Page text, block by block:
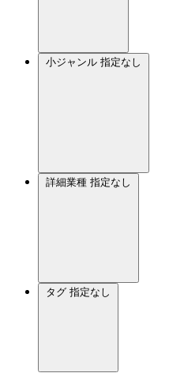
小ジャンル 指定なし
詳細業種 指定なし
タグ 指定なし